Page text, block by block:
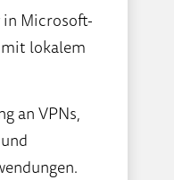
in Microsoft-
lokalem
an VPNs,